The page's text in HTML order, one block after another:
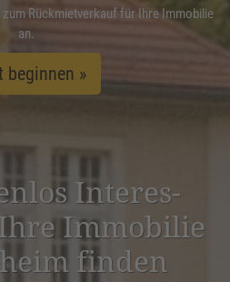
zum Rückmietverkauf für Ihre Immobilie
an.
beginnen »
Inter­es­
Immobilie
finden